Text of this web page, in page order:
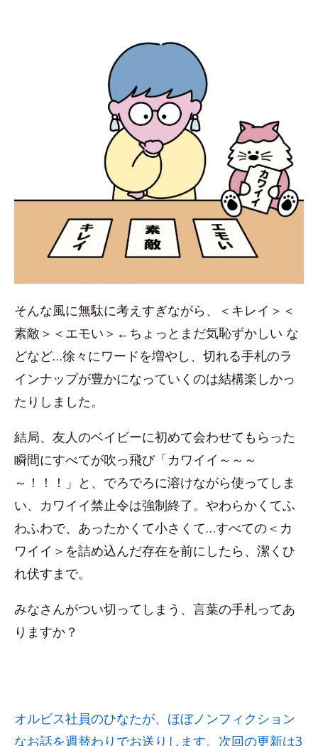
そんな風に無駄に考えすぎながら、＜キレイ＞＜
素敵＞＜エモい＞←ちょっとまだ気恥ずかしい な
どなど…徐々にワードを増やし、切れる手札のラ
インナップが豊かになっていくのは結構楽しかっ
たりしました。
結局、友人のベイビーに初めて会わせてもらった
瞬間にすべてが吹っ飛び「カワイイ～～～
～！！！」と、でろでろに溶けながら使ってしま
い、カワイイ禁止令は強制終了。やわらかくてふ
わふわで、あったかくて小さくて…すべての＜カ
ワイイ＞を詰め込んだ存在を前にしたら、潔くひ
れ伏すまで。
みなさんがつい切ってしまう、言葉の手札ってあ
りますか？
オルビス社員のひなたが、ほぼノンフィクション
なお話を週替わりでお送りします。次回の更新は3